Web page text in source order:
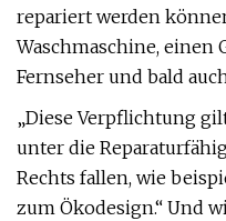
repariert werden
Waschmaschine, einen
Fernseher und bald
„Diese Verpflichtung
unter die
Rechts fallen, wie
zum Ökodesign.“ Und